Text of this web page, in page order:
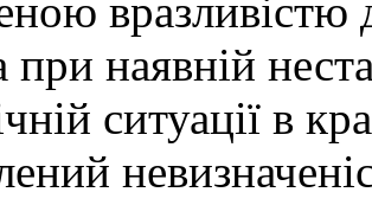
при наявній
ситуації в